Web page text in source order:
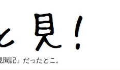
聞記」だったとこ。